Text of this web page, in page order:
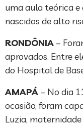
uma aula teórica e
nascidos de alto
RONDÔNIA –
aprovados. Entre
do Hospital de
AMAPÁ – No dia
ocasião, foram
Luzia,